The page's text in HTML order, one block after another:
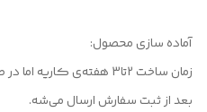
آماده سازی محصول:
بعد از ثبت سفارش ارسال می‌شه.